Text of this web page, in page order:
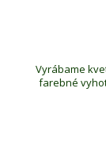
Vyrábame
farebné